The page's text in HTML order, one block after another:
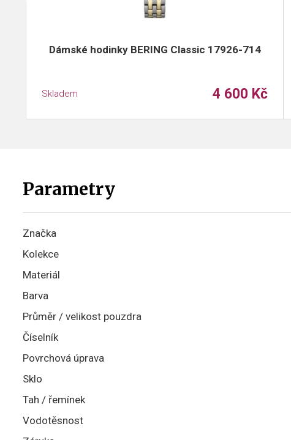
Dámské hodinky BERING Classic 17926-714
Skladem 4 600 Kč
Parametry
Značka
Kolekce
Materiál
Barva
Průměr / velikost pouzdra
Číselník
Povrchová úprava
Sklo
Tah / řemínek
Vodotěsnost